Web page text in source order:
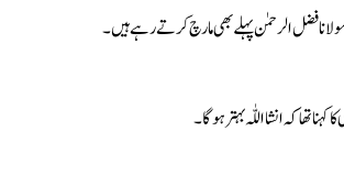
فضل الرحمٰن پہلے بھی مارچ کرتے رہے ہیں۔
تھا کہ انشا اللّٰہ بہتر ہوگا۔